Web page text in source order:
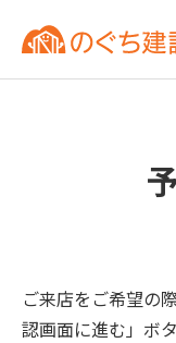
ご来店をご希望の
認画面に進む」ボ